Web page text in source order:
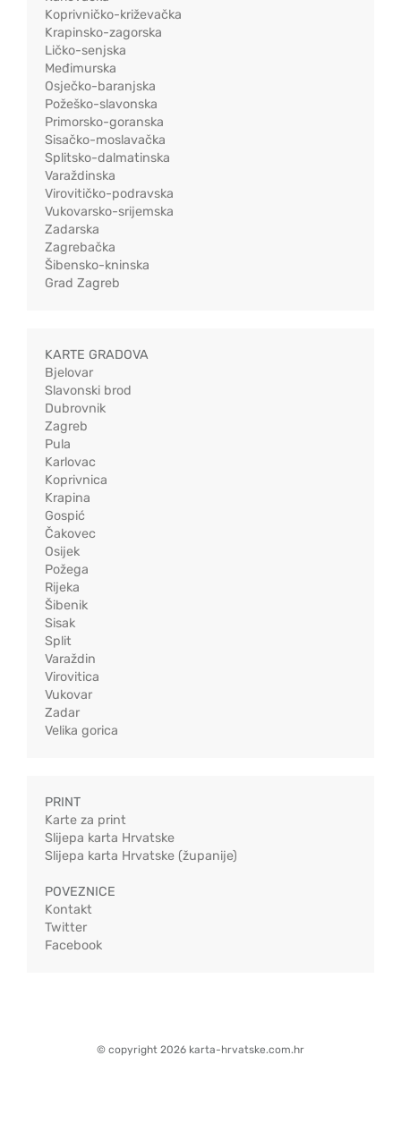
Koprivničko-križevačka
Krapinsko-zagorska
Ličko-senjska
Međimurska
Osječko-baranjska
Požeško-slavonska
Primorsko-goranska
Sisačko-moslavačka
Splitsko-dalmatinska
Varaždinska
Virovitičko-podravska
Vukovarsko-srijemska
Zadarska
Zagrebačka
Šibensko-kninska
Grad Zagreb
KARTE GRADOVA
Bjelovar
Slavonski brod
Dubrovnik
Zagreb
Pula
Karlovac
Koprivnica
Krapina
Gospić
Čakovec
Osijek
Požega
Rijeka
Šibenik
Sisak
Split
Varaždin
Virovitica
Vukovar
Zadar
Velika gorica
PRINT
Karte za print
Slijepa karta Hrvatske
Slijepa karta Hrvatske (županije)
POVEZNICE
Kontakt
Twitter
Facebook
© copyright 2026 karta-hrvatske.com.hr